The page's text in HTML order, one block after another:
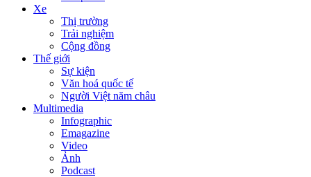
Xe
Thị trường
Trải nghiệm
Cộng đồng
Thế giới
Sự kiện
Văn hoá quốc tế
Người Việt năm châu
Multimedia
Infographic
Emagazine
Video
Ảnh
Podcast